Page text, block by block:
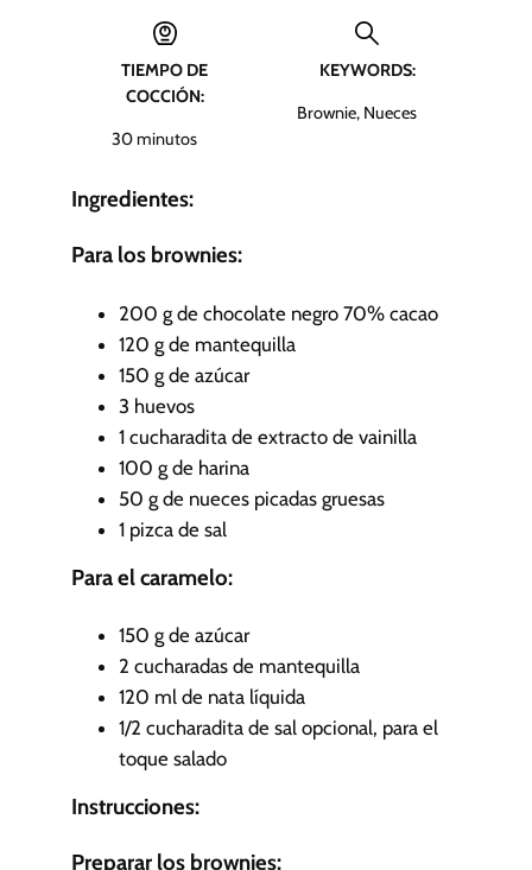
t
s
TIEMPO DE
COCCIÓN:
30m
n
o
minutos
KEYWORDS:
Brownie, Nueces
Ingredientes:
Para los brownies:
200 g de chocolate negro 70% cacao
120 g de mantequilla
150 g de azúcar
3 huevos
1 cucharadita de extracto de vainilla
100 g de harina
50 g de nueces picadas gruesas
1 pizca de sal
Para el caramelo:
150 g de azúcar
2 cucharadas de mantequilla
120 ml de nata líquida
1/2 cucharadita de sal opcional, para el
toque salado
Instrucciones:
Preparar los brownies: